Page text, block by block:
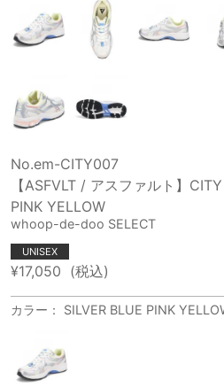
No.em-CITY007
【ASFVLT / アスファルト】
PINK YELLOW
whoop-de-doo SELECT
UNISEX
¥17,050 (税込)
カラー： SILVER BLUE PINK